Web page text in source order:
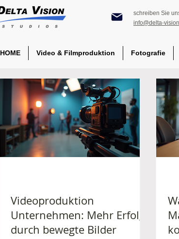
schreiben Sie
info@delta-
HOME Video & Filmproduktion Fotografie
Videoproduktion
Unternehmen: Mehr Erfolg
durch bewegte Bilder